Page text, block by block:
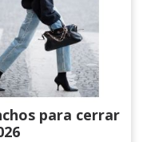
para cerrar